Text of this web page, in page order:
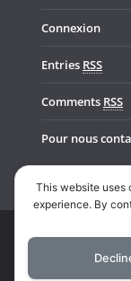
Connexion
Entries RSS
Comments RSS
Pour nous
Copyright ©
ColorMag
This website uses
experience. By